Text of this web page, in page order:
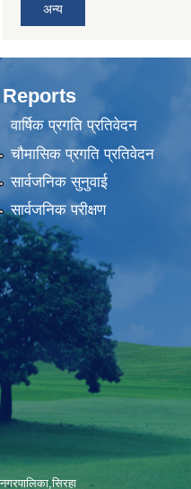
अन्य
Reports
वार्षिक प्रगति प्रतिवेदन
चौमासिक प्रगति प्रतिवेदन
सार्वजनिक सुनुवाई
सार्वजनिक परीक्षण